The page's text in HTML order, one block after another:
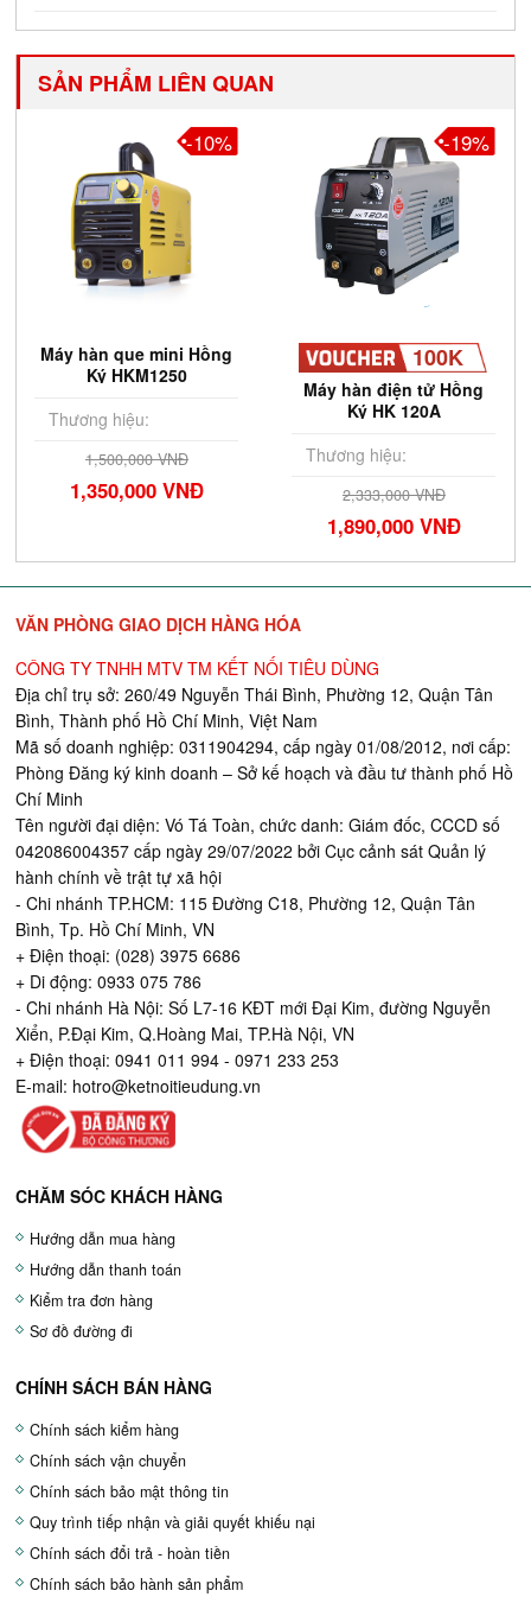
SẢN PHẨM LIÊN QUAN
Máy hàn que mini Hồng
Ký HKM1250
Thương hiệu:
1,500,000 VNĐ
1,350,000 VNĐ
-10%
100K
Máy hàn điện tử Hồng
Ký HK 120A
Thương hiệu:
2,333,000 VNĐ
1,890,000 VNĐ
-19%
VĂN PHÒNG GIAO DỊCH HÀNG HÓA
CÔNG TY TNHH MTV TM KẾT NỐI TIÊU DÙNG
Địa chỉ trụ sở: 260/49 Nguyễn Thái Bình, Phường 12, Quận Tân
Bình, Thành phố Hồ Chí Minh, Việt Nam
Mã số doanh nghiệp: 0311904294, cấp ngày 01/08/2012, nơi cấp:
Phòng Đăng ký kinh doanh – Sở kế hoạch và đầu tư thành phố Hồ
Chí Minh
Tên người đại diện: Vó Tá Toàn, chức danh: Giám đốc, CCCD số
042086004357 cấp ngày 29/07/2022 bởi Cục cảnh sát Quản lý
hành chính về trật tự xã hội
- Chi nhánh TP.HCM: 115 Đường C18, Phường 12, Quận Tân
Bình, Tp. Hồ Chí Minh, VN
+ Điện thoại: (028) 3975 6686
+ Di động: 0933 075 786
- Chi nhánh Hà Nội: Số L7-16 KĐT mới Đại Kim, đường Nguyễn
Xiển, P.Đại Kim, Q.Hoàng Mai, TP.Hà Nội, VN
+ Điện thoại: 0941 011 994 - 0971 233 253
E-mail: hotro@ketnoitieudung.vn
CHĂM SÓC KHÁCH HÀNG
Hướng dẫn mua hàng
Hướng dẫn thanh toán
Kiểm tra đơn hàng
Sơ đồ đường đi
CHÍNH SÁCH BÁN HÀNG
Chính sách kiểm hàng
Chính sách vận chuyển
Chính sách bảo mật thông tin
Quy trình tiếp nhận và giải quyết khiếu nại
Chính sách đổi trả - hoàn tiền
Chính sách bảo hành sản phẩm